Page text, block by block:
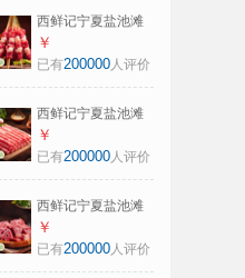
西鲜记宁夏盐池滩
羊原切羔羊肉串
240g 附调料180天
￥
已有200000人评价
西鲜记宁夏盐池滩
羊原切羔羊肉卷
300g 180天羔羊涮
￥
已有200000人评价
西鲜记宁夏盐池滩
羊原切满肉羊蝎子
净重1斤 180天羔羊
￥
已有200000人评价